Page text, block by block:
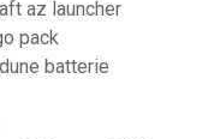
az launcher
pack
batterie